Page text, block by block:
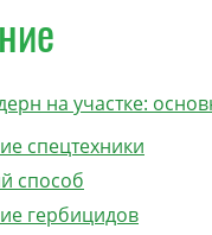
на участке:
спецтехники
способ
гербицидов